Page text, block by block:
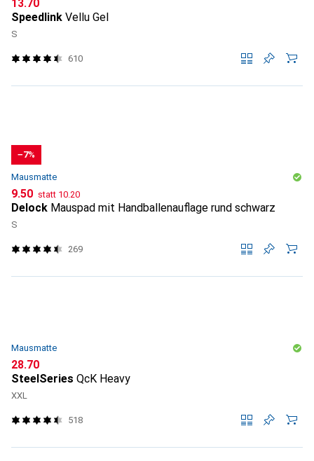
CHF
13.70
Speedlink Vellu Gel
S
610
−7%
Mausmatte
CHF
9.50 statt CHF
10.20
Delock Mauspad mit Handballenauflage rund schwarz
S
269
Mausmatte
CHF
28.70
SteelSeries QcK Heavy
XXL
518